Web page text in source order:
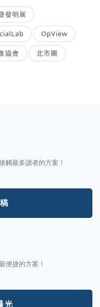
發明展
OpView
協會 北市圖
觸最多讀者的方案！
便捷的方案！
光